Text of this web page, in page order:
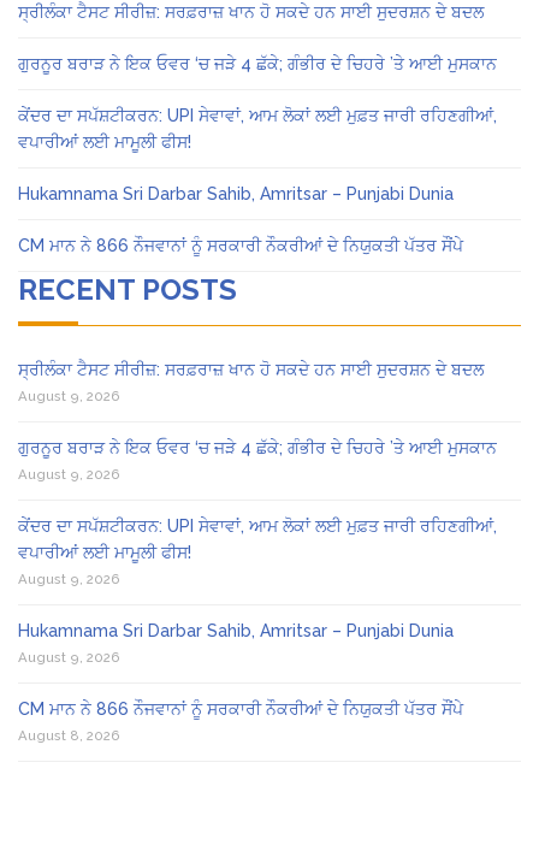
ਸ੍ਰੀਲੰਕਾ ਟੈਸਟ ਸੀਰੀਜ਼: ਸਰਫ਼ਰਾਜ਼ ਖਾਨ ਹੋ ਸਕਦੇ ਹਨ ਸਾਈ ਸੁਦਰਸ਼ਨ ਦੇ ਬਦਲ
ਗੁਰਨੂਰ ਬਰਾੜ ਨੇ ਇਕ ਓਵਰ ‘ਚ ਜੜੇ 4 ਛੱਕੇ; ਗੰਭੀਰ ਦੇ ਚਿਹਰੇ ’ਤੇ ਆਈ ਮੁਸਕਾਨ
ਕੇਂਦਰ ਦਾ ਸਪੱਸ਼ਟੀਕਰਨ: UPI ਸੇਵਾਵਾਂ, ਆਮ ਲੋਕਾਂ ਲਈ ਮੁਫ਼ਤ ਜਾਰੀ ਰਹਿਣਗੀਆਂ,
ਵਪਾਰੀਆਂ ਲਈ ਮਾਮੂਲੀ ਫੀਸ!
Hukamnama Sri Darbar Sahib, Amritsar – Punjabi Dunia
CM ਮਾਨ ਨੇ 866 ਨੌਜਵਾਨਾਂ ਨੂੰ ਸਰਕਾਰੀ ਨੌਕਰੀਆਂ ਦੇ ਨਿਯੁਕਤੀ ਪੱਤਰ ਸੌਂਪੇ
RECENT POSTS
ਸ੍ਰੀਲੰਕਾ ਟੈਸਟ ਸੀਰੀਜ਼: ਸਰਫ਼ਰਾਜ਼ ਖਾਨ ਹੋ ਸਕਦੇ ਹਨ ਸਾਈ ਸੁਦਰਸ਼ਨ ਦੇ ਬਦਲ
August 9, 2026
ਗੁਰਨੂਰ ਬਰਾੜ ਨੇ ਇਕ ਓਵਰ ‘ਚ ਜੜੇ 4 ਛੱਕੇ; ਗੰਭੀਰ ਦੇ ਚਿਹਰੇ ’ਤੇ ਆਈ ਮੁਸਕਾਨ
August 9, 2026
ਕੇਂਦਰ ਦਾ ਸਪੱਸ਼ਟੀਕਰਨ: UPI ਸੇਵਾਵਾਂ, ਆਮ ਲੋਕਾਂ ਲਈ ਮੁਫ਼ਤ ਜਾਰੀ ਰਹਿਣਗੀਆਂ,
ਵਪਾਰੀਆਂ ਲਈ ਮਾਮੂਲੀ ਫੀਸ!
August 9, 2026
Hukamnama Sri Darbar Sahib, Amritsar – Punjabi Dunia
August 9, 2026
CM ਮਾਨ ਨੇ 866 ਨੌਜਵਾਨਾਂ ਨੂੰ ਸਰਕਾਰੀ ਨੌਕਰੀਆਂ ਦੇ ਨਿਯੁਕਤੀ ਪੱਤਰ ਸੌਂਪੇ
August 8, 2026